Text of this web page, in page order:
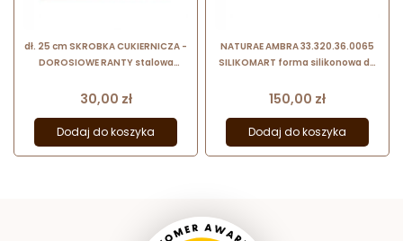
dł. 25 cm SKROBKA CUKIERNICZA -
DOROSIOWE RANTY stalowa
kremem
Cena
30,00 zł
Dodaj do koszyka
NATURAE AMBRA 33.320.36.0065
SILIKOMART forma silikonowa do
okręgi
Cena
150,00 zł
Dodaj do koszyka